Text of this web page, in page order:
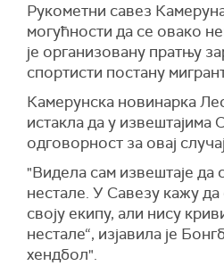
Рукометни савез
могућности да се овако
је организовану пратњу
спортисти постану
Камерунска новинарка
истакла да у извештајима
одговорност за овај
"Видела сам извештаје да
нестале. У Савезу кажу
своју екипу, али нису
нестале“, изјавила је
хендбол".